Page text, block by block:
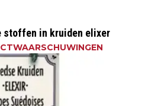
stoffen in kruiden elixer